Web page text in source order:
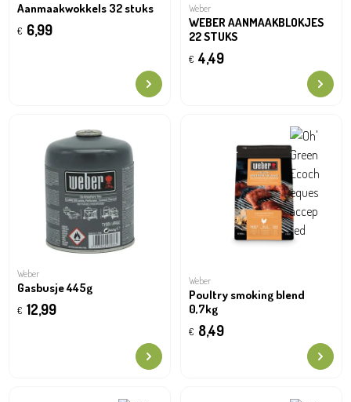
Aanmaakwokkels 32 stuks
€ 6,99
Weber
WEBER AANMAAKBLOKJES
22 STUKS
€ 4,49
Weber
Gasbusje 445g
€ 12,99
Weber
Poultry smoking blend
0,7kg
€ 8,49